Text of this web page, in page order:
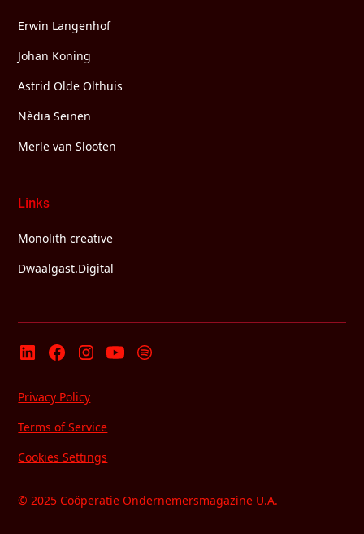
Erwin Langenhof
Johan Koning
Astrid Olde Olthuis
Nèdia Seinen
Merle van Slooten
Links
Monolith creative
Dwaalgast.Digital
© 2025 Coöperatie Ondernemersmagazine U.A.
Privacy Policy
Terms of Service
Cookies Settings